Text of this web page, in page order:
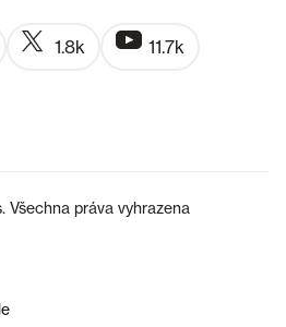
1.8k 11.7k
práva vyhrazena